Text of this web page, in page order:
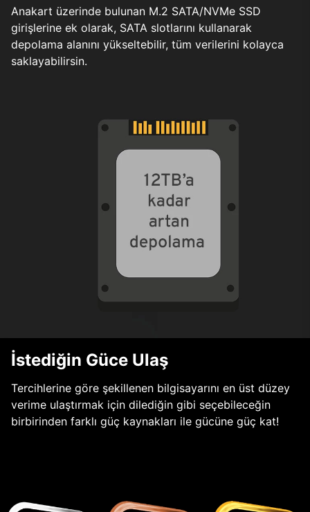
Anakart üzerinde bulunan M.2 SATA/NVMe SSD
girişlerine ek olarak, SATA slotlarını kullanarak
depolama alanını yükseltebilir, tüm verilerini kolayca
saklayabilirsin.
İstediğin Güce Ulaş
Tercihlerine göre şekillenen bilgisayarını en üst düzey
verime ulaştırmak için dilediğin gibi seçebileceğin
birbirinden farklı güç kaynakları ile gücüne güç kat!